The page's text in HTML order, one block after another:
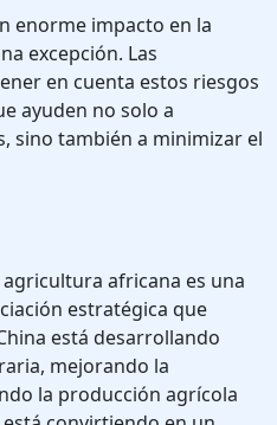
enorme impacto en la
excepción. Las
en cuenta estos riesgos
ayuden no solo a
sino también a minimizar el
africana es una
estratégica que
está desarrollando
mejorando la
la producción agrícola